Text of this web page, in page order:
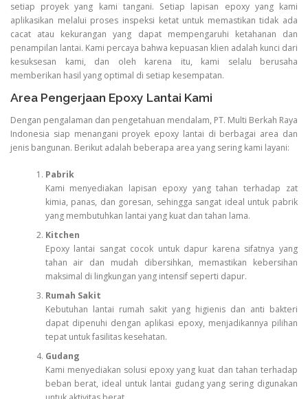
setiap proyek yang kami tangani. Setiap lapisan epoxy yang kami
aplikasikan melalui proses inspeksi ketat untuk memastikan tidak ada
cacat atau kekurangan yang dapat mempengaruhi ketahanan dan
penampilan lantai. Kami percaya bahwa kepuasan klien adalah kunci dari
kesuksesan kami, dan oleh karena itu, kami selalu berusaha
memberikan hasil yang optimal di setiap kesempatan.
Area Pengerjaan Epoxy Lantai Kami
Dengan pengalaman dan pengetahuan mendalam, PT. Multi Berkah Raya
Indonesia siap menangani proyek epoxy lantai di berbagai area dan
jenis bangunan. Berikut adalah beberapa area yang sering kami layani:
Pabrik
Kami menyediakan lapisan epoxy yang tahan terhadap zat
kimia, panas, dan goresan, sehingga sangat ideal untuk pabrik
yang membutuhkan lantai yang kuat dan tahan lama.
Kitchen
Epoxy lantai sangat cocok untuk dapur karena sifatnya yang
tahan air dan mudah dibersihkan, memastikan kebersihan
maksimal di lingkungan yang intensif seperti dapur.
Rumah Sakit
Kebutuhan lantai rumah sakit yang higienis dan anti bakteri
dapat dipenuhi dengan aplikasi epoxy, menjadikannya pilihan
tepat untuk fasilitas kesehatan.
Gudang
Kami menyediakan solusi epoxy yang kuat dan tahan terhadap
beban berat, ideal untuk lantai gudang yang sering digunakan